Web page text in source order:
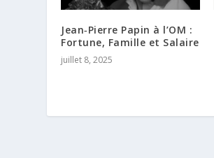
Jean‑Pierre Papin à l’OM :
Fortune, Famille et Salaire
juillet 8, 2025